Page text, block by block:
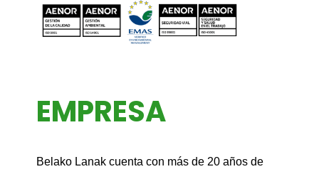
EMPRESA
Belako Lanak cuenta con más de 20 años de